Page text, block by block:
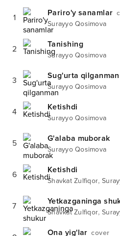
1 Pariro'y sanamlar
Surayyo Qosimova
2 Tanishing
Surayyo Qosimova
3 Sug'urta qilganman
Surayyo Qosimova
4 Ketishdi
Surayyo Qosimova
5 G'alaba muborak
Surayyo Qosimova
6 Ketishdi
Shavkat Zulfiqor,
7 Yetkazganinga
Shavkat Zulfiqor,
Ona yig'lar cover